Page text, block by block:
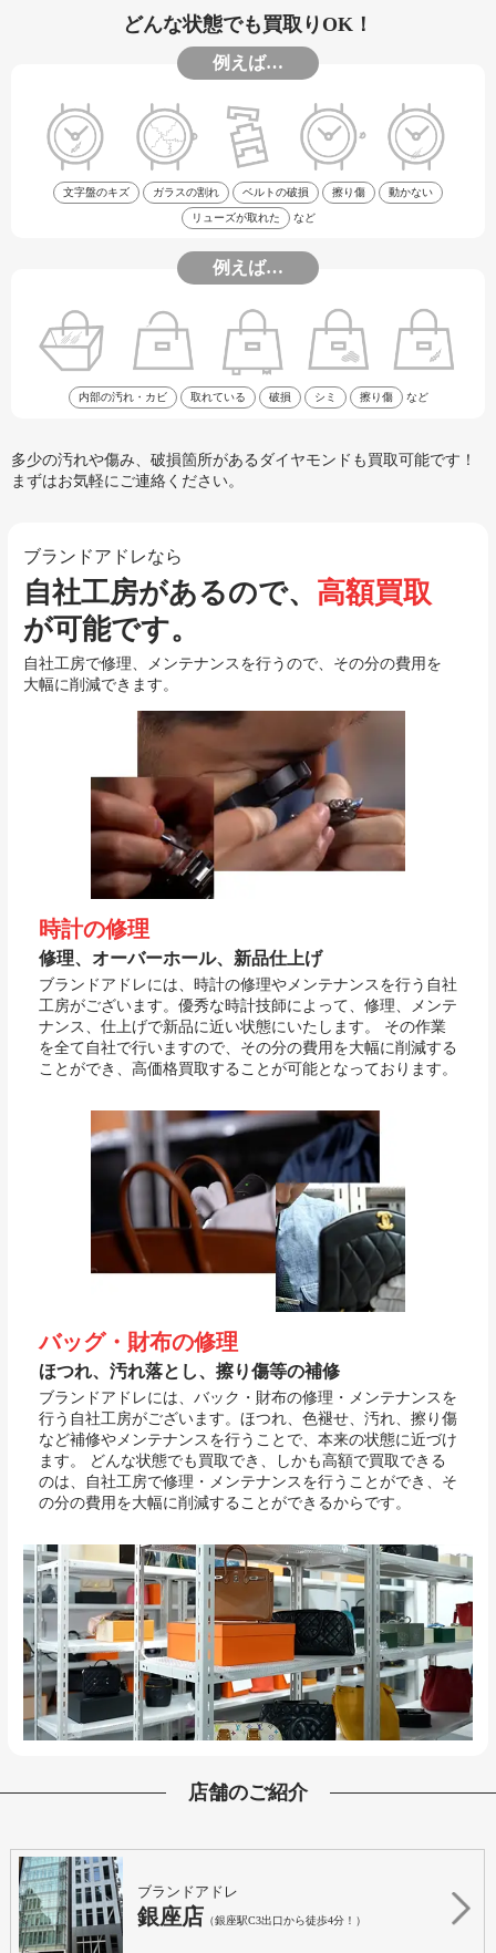
どんな状態でも買取りOK！
例えば…
文字盤のキズ ガラスの割れ ベルトの破損 擦り傷 動かない
リューズが取れた など
例えば…
内部の汚れ・カビ 取れている 破損 シミ 擦り傷 など
多少の汚れや傷み、破損箇所があるダイヤモンドも買取可能です！
まずはお気軽にご連絡ください。
ブランドアドレなら
自社工房があるので、 高額買取
が可能です。
自社工房で修理、メンテナンスを行うので、その分の費用を
大幅に削減できます。
時計の修理
修理、オーバーホール、新品仕上げ
ブランドアドレには、時計の修理やメンテナンスを行う自社
工房がございます。優秀な時計技師によって、修理、メンテ
ナンス、仕上げで新品に近い状態にいたします。 その作業
を全て自社で行いますので、その分の費用を大幅に削減する
ことができ、高価格買取することが可能となっております。
バッグ・財布の修理
ほつれ、汚れ落とし、擦り傷等の補修
ブランドアドレには、バック・財布の修理・メンテナンスを
行う自社工房がございます。ほつれ、色褪せ、汚れ、擦り傷
など補修やメンテナンスを行うことで、本来の状態に近づけ
ます。 どんな状態でも買取でき、しかも高額で買取できる
のは、自社工房で修理・メンテナンスを行うことができ、そ
の分の費用を大幅に削減することができるからです。
店舗のご紹介
ブランドアドレ
銀座店 （銀座駅C3出口から徒歩4分！）